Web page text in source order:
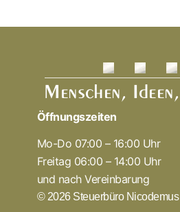
Öffnungszeiten
Mo-Do 07:00 – 16:00 Uhr
Freitag 06:00 – 14:00 Uhr
und nach Vereinbarung
© 2026 Steuerbüro Nicodemus